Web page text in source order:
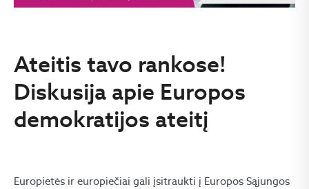
Ateitis tavo rankose!
Diskusija apie Europos
demokratijos ateitį
Europietės ir europiečiai gali įsitraukti į Europos Sąjungos